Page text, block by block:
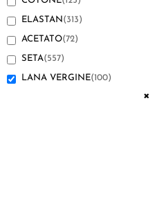
ELASTAN (313)
ACETATO(72)
SETA(557)
LANA VERGINE(100)